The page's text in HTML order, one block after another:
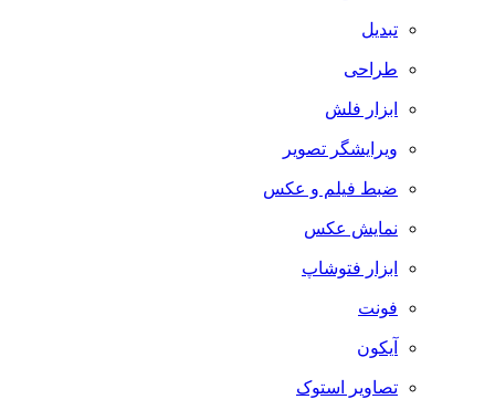
تبدیل
طراحی
ابزار فلش
ویرایشگر تصویر
ضبط فيلم و عكس
نمایش عکس
ابزار فتوشاپ
فونت
آیکون
تصاویر استوک